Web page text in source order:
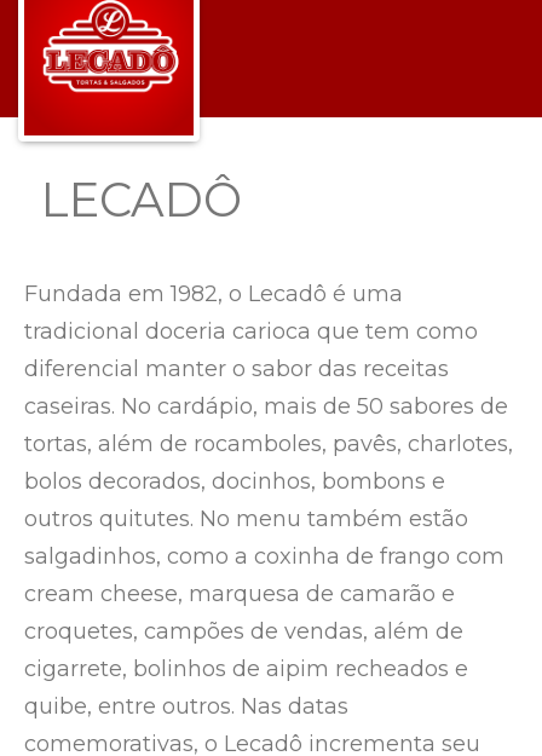
LECADÔ
Fundada em 1982, o Lecadô é uma
tradicional doceria carioca que tem como
diferencial manter o sabor das receitas
caseiras. No cardápio, mais de 50 sabores de
tortas, além de rocamboles, pavês, charlotes,
bolos decorados, docinhos, bombons e
outros quitutes. No menu também estão
salgadinhos, como a coxinha de frango com
cream cheese, marquesa de camarão e
croquetes, campões de vendas, além de
cigarrete, bolinhos de aipim recheados e
quibe, entre outros. Nas datas
comemorativas, o Lecadô incrementa seu